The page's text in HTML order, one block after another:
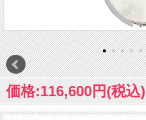
価格:116,600円(税込)